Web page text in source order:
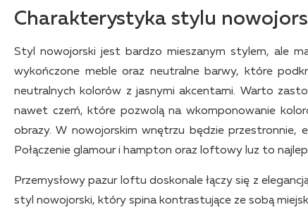
Charakterystyka stylu
Styl nowojorski jest bardzo mieszanym stylem, ale
wykończone meble oraz neutralne barwy, które
neutralnych kolorów z jasnymi akcentami. Warto
nawet czerń, które pozwolą na wkomponowanie
obrazy. W nowojorskim wnętrzu będzie przestronnie,
Połączenie glamour i hampton oraz loftowy luz to
Przemysłowy pazur loftu doskonale łączy się z
styl nowojorski, który spina kontrastujące ze sobą